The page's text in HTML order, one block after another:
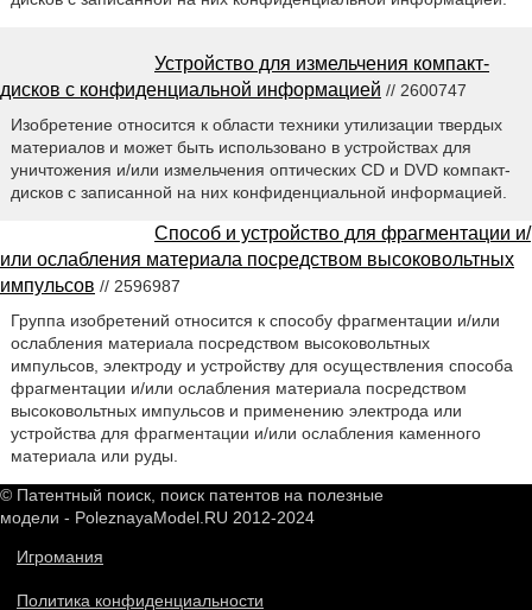
Устройство для измельчения компакт-
дисков с конфиденциальной информацией // 2600747
Изобретение относится к области техники утилизации твердых
материалов и может быть использовано в устройствах для
уничтожения и/или измельчения оптических CD и DVD компакт-
дисков с записанной на них конфиденциальной информацией.
Способ и устройство для фрагментации и/
или ослабления материала посредством высоковольтных
импульсов // 2596987
Группа изобретений относится к способу фрагментации и/или
ослабления материала посредством высоковольтных
импульсов, электроду и устройству для осуществления способа
фрагментации и/или ослабления материала посредством
высоковольтных импульсов и применению электрода или
устройства для фрагментации и/или ослабления каменного
материала или руды.
© Патентный поиск, поиск патентов на полезные
модели - PoleznayaModel.RU 2012-2024
Игромания
Политика конфиденциальности